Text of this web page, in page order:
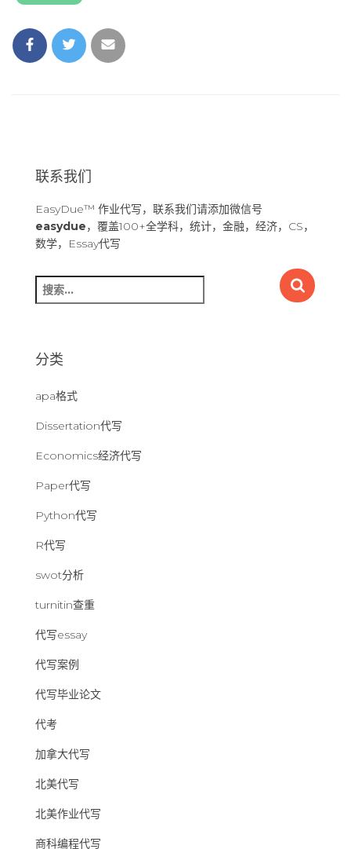
联系我们
EasyDue™ 作业代写，联系我们请添加微信号
easydue，覆盖100+全学科，统计，金融，经济，CS，
数学，Essay代写
搜
索
分类
apa格式
Dissertation代写
Economics经济代写
Paper代写
Python代写
R代写
swot分析
turnitin查重
代写essay
代写案例
代写毕业论文
代考
加拿大代写
北美代写
北美作业代写
商科编程代写